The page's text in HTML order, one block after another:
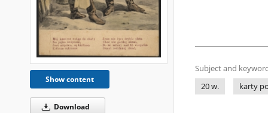
Show content
Download
Subject and
20 w.
karty